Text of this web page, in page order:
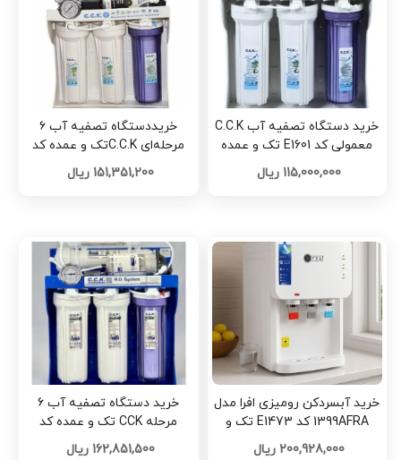
خرید دستگاه تصفیه آب C.C.K
معمولی کد E1601 تک و عمده
115,000,000 ریال
خریددستگاه تصفیه‌ آب ۶
مرحله‌ای C.C.Kتک و عمده کد
G5866
151,351,200 ریال
خرید آبسردکن رومیزی افرا مدل
1399AFRA کد E1473 تک و
عمده
200,928,000 ریال
خرید دستگاه تصفیه آب ۶
مرحله CCK تک و عمده کد
Z2587
162,851,500 ریال